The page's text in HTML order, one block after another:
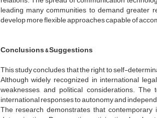
leading many communities to demand greater
develop more flexible approaches capable of
Conclusions & Suggestions
This study concludes that the right to self-
Although widely recognized in international
weaknesses, and political considerations.
international responses to autonomy and
The research demonstrates that